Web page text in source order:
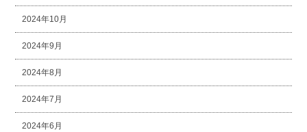
2024年10月
2024年9月
2024年8月
2024年7月
2024年6月